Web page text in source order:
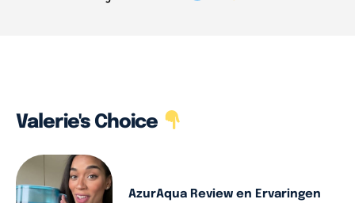
Valerie's Choice
AzurAqua Review en Ervaringen